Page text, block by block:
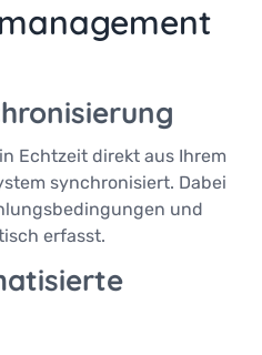
Echtzeit direkt aus Ihrem
synchronisiert. Dabei
und
erfasst.